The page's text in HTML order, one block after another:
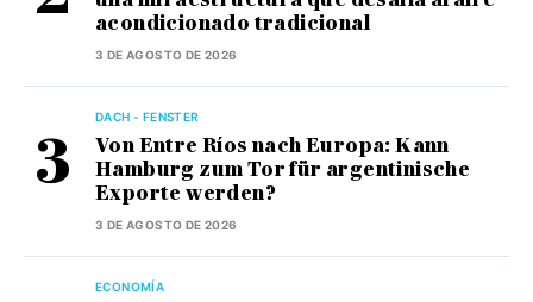
acondicionado tradicional
3 DE AGOSTO DE 2026
DACH - FENSTER
Von Entre Ríos nach Europa: Kann
Hamburg zum Tor für argentinische
Exporte werden?
3 DE AGOSTO DE 2026
ECONOMÍA